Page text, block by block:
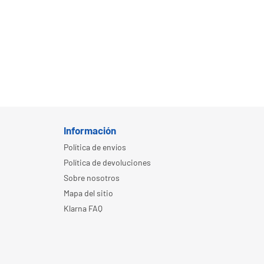
Información
Política de envíos
Política de devoluciones
Sobre nosotros
Mapa del sitio
Klarna FAQ